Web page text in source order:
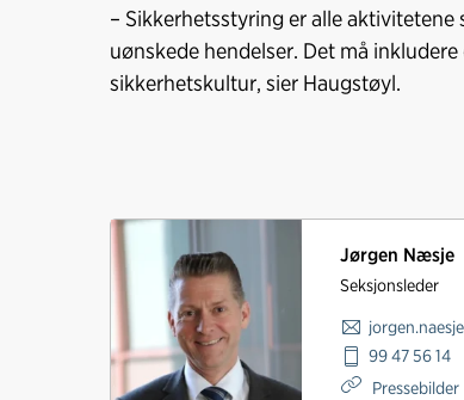
– Sikkerhetsstyring er alle
uønskede hendelser. Det må
sikkerhetskultur, sier Haugstøyl.
Jørgen Næsje
Seksjonsleder
99 47 56 14
Pressebilder